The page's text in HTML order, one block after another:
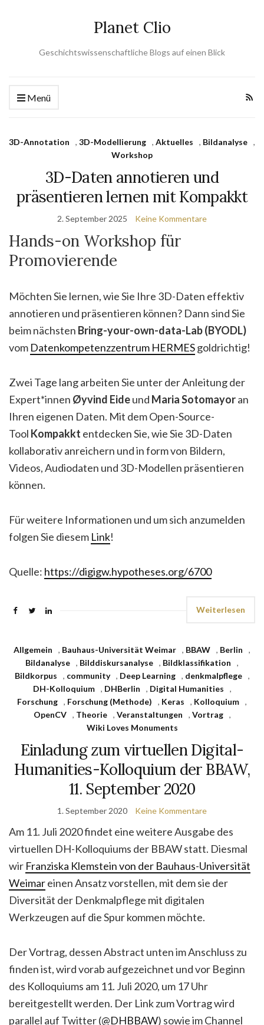
Planet Clio
Geschichtswissenschaftliche Blogs auf einen Blick
Menü
3D-Annotation , 3D-Modellierung , Aktuelles , Bildanalyse ,
Workshop
3D-Daten annotieren und
präsentieren lernen mit Kompakkt
2. September 2025 Keine Kommentare
Hands-on Workshop für
Promovierende
Möchten Sie lernen, wie Sie Ihre 3D-Daten effektiv
annotieren und präsentieren können? Dann sind Sie
beim nächsten Bring-your-own-data-Lab (BYODL)
vom Datenkompetenzzentrum HERMESgoldrichtig!
Zwei Tage lang arbeiten Sie unter der Anleitung der
Expert*innen Øyvind Eideund Maria Sotomayoran
Ihren eigenen Daten. Mit dem Open-Source-
Tool Kompakkt entdecken Sie, wie Sie 3D-Daten
kollaborativ anreichern und in form von Bildern,
Videos, Audiodaten und 3D-Modellen präsentieren
können.
Für weitere Informationen und um sich anzumelden
folgen Sie diesem Link!
Quelle: https://digigw.hypotheses.org/6700
Weiterlesen
Allgemein , Bauhaus-Universität Weimar , BBAW , Berlin
,
Bildanalyse , Bilddiskursanalyse , Bildklassifikation
,
Bildkorpus
, community , Deep Learning , denkmalpflege
,
DH-Kolloquium
, DHBerlin , Digital Humanities
,
Forschung , Forschung (Methode) , Keras , Kolloquium ,
OpenCV
, Theorie , Veranstaltungen , Vortrag
,
Wiki Loves Monuments
Einladung zum virtuellen Digital-
Humanities-Kolloquium der BBAW,
11. September 2020
1. September 2020 Keine Kommentare
Am 11. Juli 2020 findet eine weitere Ausgabe des
virtuellen DH-Kolloquiums der BBAW statt. Diesmal
wir Franziska Klemstein von der Bauhaus-Universität
Weimareinen Ansatz vorstellen, mit dem sie der
Diversität der Denkmalpflege mit digitalen
Werkzeugen auf die Spur kommen möchte.
Der Vortrag, dessen Abstract unten im Anschluss zu
finden ist, wird vorab aufgezeichnet und vor Beginn
des Kolloquiums am 11. Juli 2020, um 17 Uhr
bereitgestellt werden. Der Link zum Vortrag wird
parallel auf Twitter (@DHBBAW) sowie im Channel